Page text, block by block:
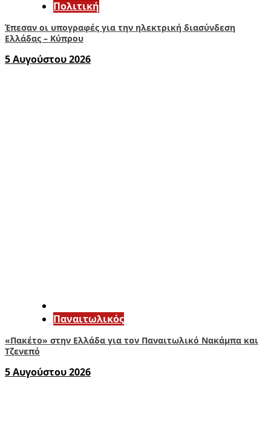
Πολιτική
Έπεσαν οι υπογραφές για την ηλεκτρική διασύνδεση
Ελλάδας – Κύπρου
5 Αυγούστου 2026
Παναιτωλικός
«Πακέτο» στην Ελλάδα για τον Παναιτωλικό Νακάμπα και
Τζενεπό
5 Αυγούστου 2026